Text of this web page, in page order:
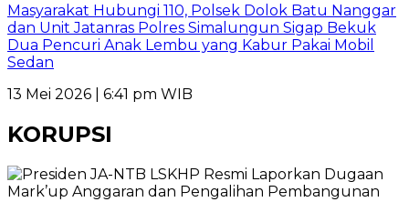
Masyarakat Hubungi 110, Polsek Dolok Batu Nanggar
dan Unit Jatanras Polres Simalungun Sigap Bekuk
Dua Pencuri Anak Lembu yang Kabur Pakai Mobil
Sedan
13 Mei 2026 | 6:41 pm WIB
KORUPSI